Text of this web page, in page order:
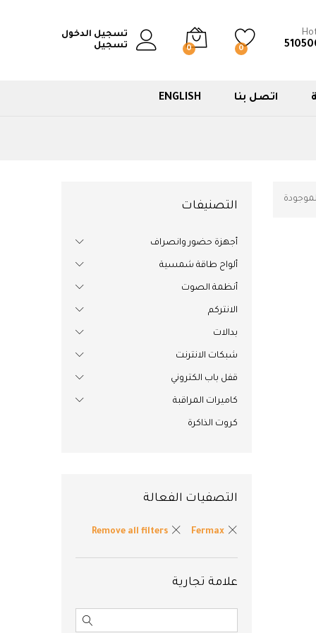
0
0
تسجيل الدخول
تسجيل
اتصل بنا ENGLISH
التصنيفات
أجهزة حضور وانصراف
ألواح طاقة شمسية
أنظمة الصوت
الانتركم
بدالات
شبكات الانترنت
قفل باب الكتروني
كاميرات المراقبة
كروت الذاكرة
التصفيات الفعالة
Fermax
Remove all filters
علامة تجارية